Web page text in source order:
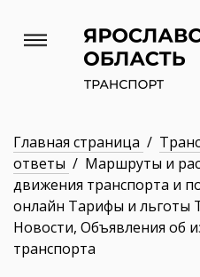
Главная страница /
ответы / Маршруты и
движения транспорта и
онлайн Тарифы и льготы
Новости, Объявления об
транспорта